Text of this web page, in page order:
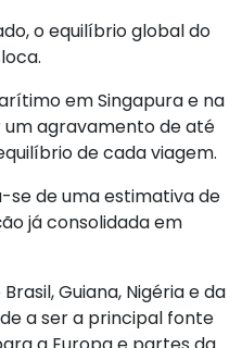
o equilíbrio global do
em Singapura e na
um agravamento de até
de cada viagem.
se de uma estimativa de
já consolidada em
Guiana, Nigéria e da
a ser a principal fonte